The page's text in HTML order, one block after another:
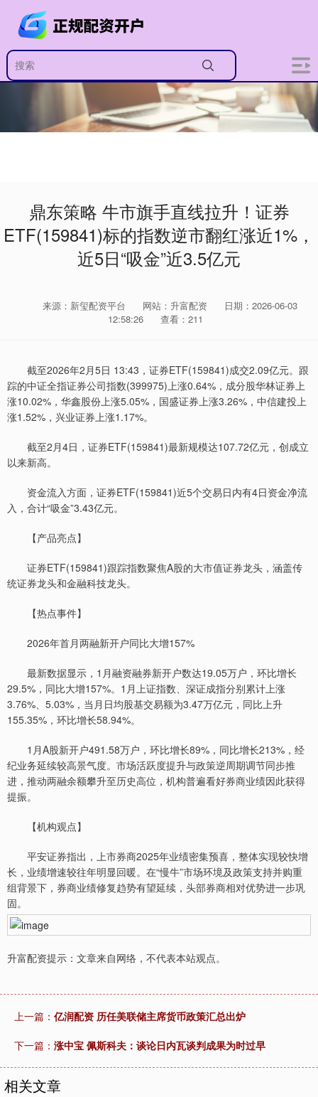
鼎东策略 牛市旗手直线拉升！证券
ETF(159841)标的指数逆市翻红涨近1%，
近5日“吸金”近3.5亿元
来源：新玺配资平台 网站：升富配资
日期：2026-06-03
12:58:26
查看：211
截至2026年2月5日 13:43，证券ETF(159841)成交2.09亿元。跟
踪的中证全指证券公司指数(399975)上涨0.64%，成分股华林证券上
涨10.02%，华鑫股份上涨5.05%，国盛证券上涨3.26%，中信建投上
涨1.52%，兴业证券上涨1.17%。
截至2月4日，证券ETF(159841)最新规模达107.72亿元，创成立
以来新高。
资金流入方面，证券ETF(159841)近5个交易日内有4日资金净流
入，合计“吸金”3.43亿元。
【产品亮点】
证券ETF(159841)跟踪指数聚焦A股的大市值证券龙头，涵盖传
统证券龙头和金融科技龙头。
【热点事件】
2026年首月两融新开户同比大增157%
最新数据显示，1月融资融券新开户数达19.05万户，环比增长
29.5%，同比大增157%。1月上证指数、深证成指分别累计上涨
3.76%、5.03%，当月日均股基交易额为3.47万亿元，同比上升
155.35%，环比增长58.94%。
1月A股新开户491.58万户，环比增长89%，同比增长213%，经
纪业务延续较高景气度。市场活跃度提升与政策逆周期调节同步推
进，推动两融余额攀升至历史高位，机构普遍看好券商业绩因此获得
提振。
【机构观点】
平安证券指出，上市券商2025年业绩密集预喜，整体实现较快增
长，业绩增速较往年明显回暖。在“慢牛”市场环境及政策支持并购重
组背景下，券商业绩修复趋势有望延续，头部券商相对优势进一步巩
固。
升富配资提示：文章来自网络，不代表本站观点。
上一篇： 亿润配资 历任美联储主席货币政策汇总出炉
下一篇： 涨中宝 佩斯科夫：谈论日内瓦谈判成果为时过早
相关文章